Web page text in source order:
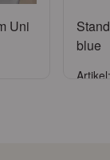
Uni
blue